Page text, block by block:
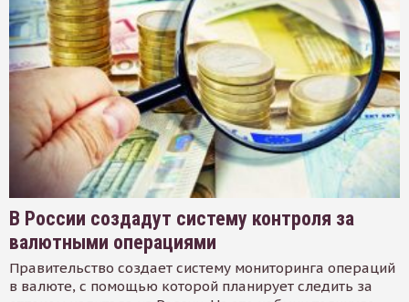
В России создадут систему контроля за
валютными операциями
Правительство создает систему мониторинга операций
в валюте, с помощью которой планирует следить за